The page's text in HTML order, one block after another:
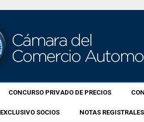
CONCURSO PRIVADO DE PRECIOS
EXCLUSIVO SOCIOS NOTAS REGISTRALES